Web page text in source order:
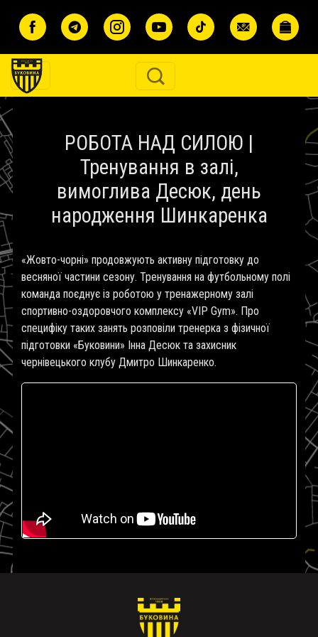
РОБОТА НАД СИЛОЮ |
Тренування в залі,
вимоглива Десюк, день
народження Шинкаренка
«Жовто-чорні» продовжують активну підготовку до
весняної частини сезону. Тренування на футбольному полі
команда поєднує із роботою у тренажерному залі
спортивно-оздоровчого комплексу «VIP Gym». Про
специфіку таких занять розповіли тренерка з фізичної
підготовки «Буковини» Інна Десюк та захисник
чернівецького клубу Дмитро Шинкаренко.